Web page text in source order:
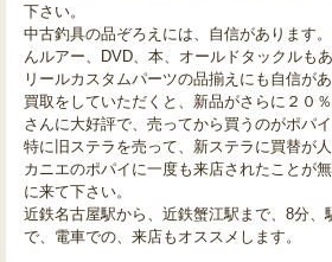
下さい。
中古釣具の品ぞろえには、自信があります
んルアー、DVD、本、オールドタックルもあ
リールカスタムパーツの品揃えにも自信があ
買取をしていただくと、新品がさらに２０
さんに大好評で、売ってから買うのがポパ
特に旧ステラを売って、新ステラに買替が人
カニエのポパイに一度も来店されたことが
に来て下さい。
近鉄名古屋駅から、近鉄蟹江駅まで、8分、
で、電車での、来店もオススメします。